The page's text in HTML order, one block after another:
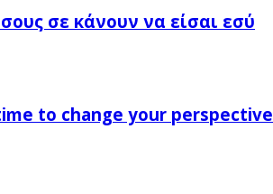
σε κάνουν να είσαι εσύ
to change your perspective